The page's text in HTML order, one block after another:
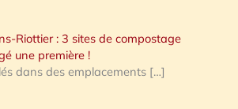
Riottier : 3 sites de compostage
une première !
dans des emplacements […]